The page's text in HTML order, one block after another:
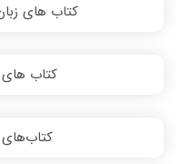
کتاب های
کتاب